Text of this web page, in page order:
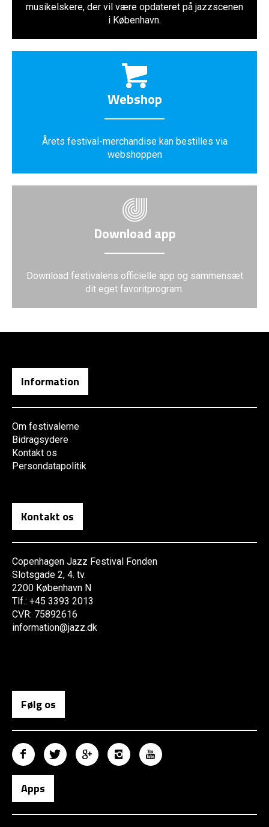
musikelskere, der vil være opdateret på jazzscenen
i København.
Webshop
Årets festival-merchandise kan bestilles via
webshoppen
Download app
Download festivalens officielle app og sammensæt
dit eget favoritprogram.
Information
Om festivalerne
Bidragsydere
Kontakt os
Persondatapolitik
Kontakt os
Copenhagen Jazz Festival Fonden
Slotsgade 2, 4. tv.
2200 København N
Tlf.: +45 3393 2013
CVR: 75892616
information@jazz.dk
Følg os
Apps